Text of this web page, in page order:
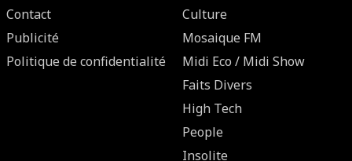
Contact
Publicité
Politique de confidentialité
Culture
Mosaique FM
Midi Eco / Midi Show
Faits Divers
High Tech
People
Insolite